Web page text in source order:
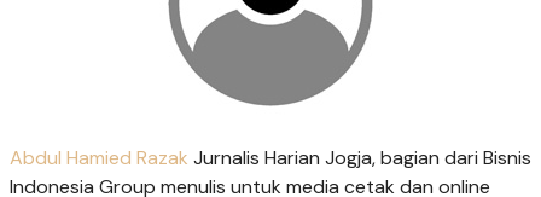
Abdul Hamied Razak Jurnalis Harian Jogja, bagian dari Bisnis
Indonesia Group menulis untuk media cetak dan online